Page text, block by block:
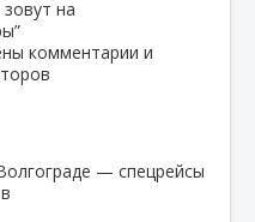
на
комментарии и
— спецрейсы